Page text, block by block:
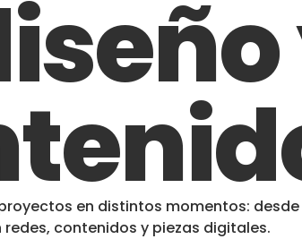
en distintos momentos:
contenidos y piezas digitales.